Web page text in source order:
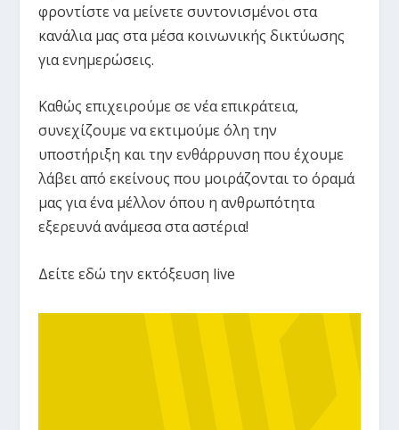
φροντίστε να μείνετε συντονισμένοι στα
κανάλια μας στα μέσα κοινωνικής δικτύωσης
για ενημερώσεις.
Καθώς επιχειρούμε σε νέα επικράτεια,
συνεχίζουμε να εκτιμούμε όλη την
υποστήριξη και την ενθάρρυνση που έχουμε
λάβει από εκείνους που μοιράζονται το όραμά
μας για ένα μέλλον όπου η ανθρωπότητα
εξερευνά ανάμεσα στα αστέρια!
Δείτε εδώ την εκτόξευση live